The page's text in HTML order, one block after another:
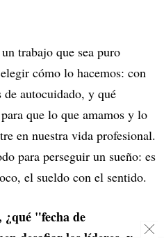
trabajo que sea puro
cómo lo hacemos: con
autocuidado, y qué
que lo que amamos y lo
en nuestra vida profesional.
para perseguir un sueño: es
el sueldo con el sentido.
"fecha de
desafiar los líderes, y